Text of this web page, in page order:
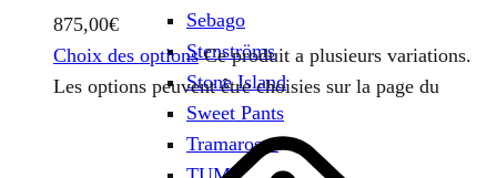
Sebago
Stenströms
Stone Island
Sweet Pants
Tramarossa
875,00€
Choix des options Ce produit a plusieurs variations.
Les options peuvent être choisies sur la page du